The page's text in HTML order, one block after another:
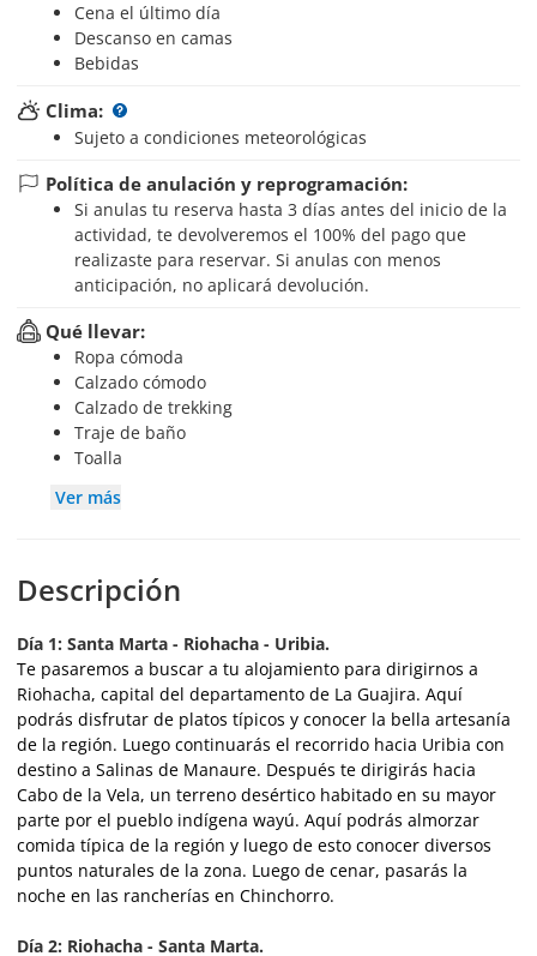
Cena el último día
Descanso en camas
Bebidas
Clima:
Sujeto a condiciones meteorológicas
Política de anulación y reprogramación:
Si anulas tu reserva hasta 3 días antes del inicio de la
actividad, te devolveremos el 100% del pago que
realizaste para reservar. Si anulas con menos
anticipación, no aplicará devolución.
Qué llevar:
Ropa cómoda
Calzado cómodo
Calzado de trekking
Traje de baño
Toalla
Ver más
Descripción
Día 1: Santa Marta - Riohacha - Uribia.
Te pasaremos a buscar a tu alojamiento para dirigirnos a
Riohacha, capital del departamento de La Guajira. Aquí
podrás disfrutar de platos típicos y conocer la bella artesanía
de la región. Luego continuarás el recorrido hacia Uribia con
destino a Salinas de Manaure. Después te dirigirás hacia
Cabo de la Vela, un terreno desértico habitado en su mayor
parte por el pueblo indígena wayú. Aquí podrás almorzar
comida típica de la región y luego de esto conocer diversos
puntos naturales de la zona. Luego de cenar, pasarás la
noche en las rancherías en Chinchorro.
Día 2: Riohacha - Santa Marta.